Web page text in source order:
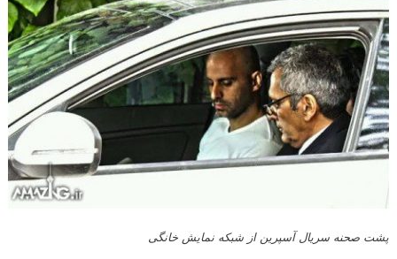
پشت صحنه سریال آسپرین از شبکه نمایش خانگی